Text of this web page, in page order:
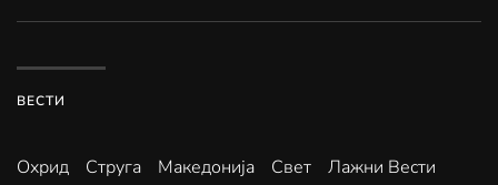
ВЕСТИ
Охрид Струга Македонија Свет
Лажни Вести